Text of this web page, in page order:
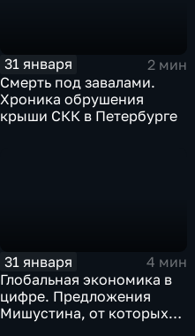
31 января
2 мин
Смерть под завалами.
Хроника обрушения
крыши СКК в Петербурге
31 января
4 мин
Глобальная экономика в
цифре. Предложения
Мишустина, от которых